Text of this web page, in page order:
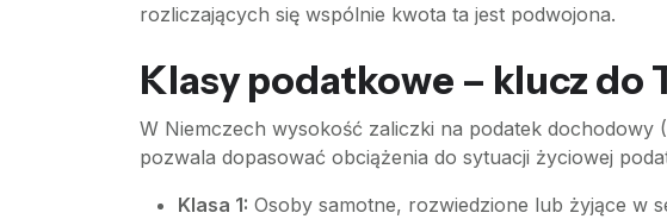
rozliczających się wspólnie kwota ta jest podwojona.
Klasy podatkowe – klucz do
W Niemczech wysokość zaliczki na podatek dochodowy
pozwala dopasować obciążenia do sytuacji życiowej
Klasa 1: Osoby samotne, rozwiedzione lub żyjące w